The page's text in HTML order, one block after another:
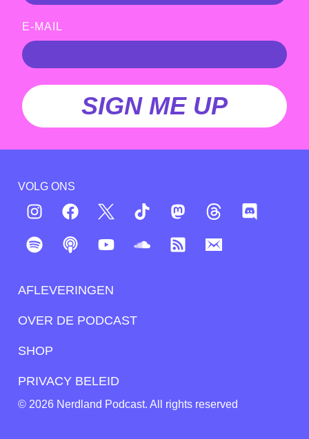
E-MAIL
SIGN ME UP
VOLG ONS
AFLEVERINGEN
OVER DE PODCAST
SHOP
PRIVACY BELEID
© 2026 Nerdland Podcast. All rights reserved